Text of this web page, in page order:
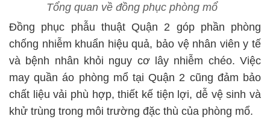
Tổng quan về đồng phục phòng mổ
Đồng phục phẫu thuật Quận 2 góp phần phòng
chống nhiễm khuẩn hiệu quả, bảo vệ nhân viên y tế
và bệnh nhân khỏi nguy cơ lây nhiễm chéo. Việc
may quần áo phòng mổ tại Quận 2 cũng đảm bảo
chất liệu vải phù hợp, thiết kế tiện lợi, dễ vệ sinh và
khử trùng trong môi trường đặc thù của phòng mổ.